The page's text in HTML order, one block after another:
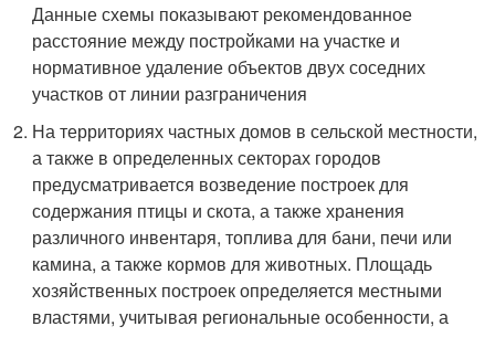
Данные схемы показывают рекомендованное
расстояние между постройками на участке и
нормативное удаление объектов двух соседних
участков от линии разграничения
На территориях частных домов в сельской местности,
а также в определенных секторах городов
предусматривается возведение построек для
содержания птицы и скота, а также хранения
различного инвентаря, топлива для бани, печи или
камина, а также кормов для животных. Площадь
хозяйственных построек определяется местными
властями, учитывая региональные особенности, а